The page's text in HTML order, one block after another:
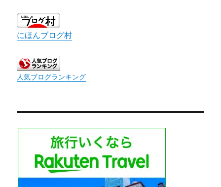
にほんブログ村
人気ブログランキング